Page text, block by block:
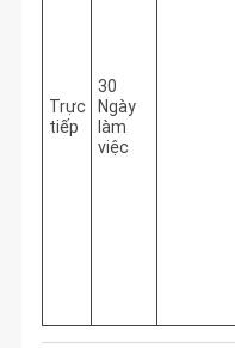
Trực
tiếp
30
Ngày
làm
việc